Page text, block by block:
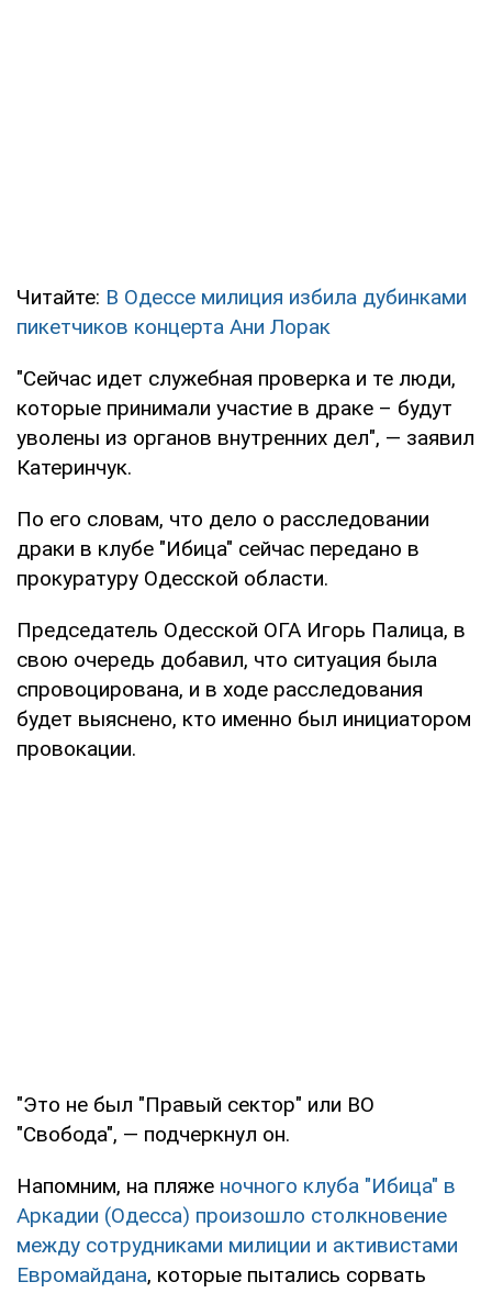
Читайте: В Одессе милиция избила дубинками
пикетчиков концерта Ани Лорак
"Сейчас идет служебная проверка и те люди,
которые принимали участие в драке – будут
уволены из органов внутренних дел", — заявил
Катеринчук.
По его словам, что дело о расследовании
драки в клубе "Ибица" сейчас передано в
прокуратуру Одесской области.
Председатель Одесской ОГА Игорь Палица, в
свою очередь добавил, что ситуация была
спровоцирована, и в ходе расследования
будет выяснено, кто именно был инициатором
провокации.
"Это не был "Правый сектор" или ВО
"Свобода", — подчеркнул он.
Напомним, на пляже ночного клуба "Ибица" в
Аркадии (Одесса) произошло столкновение
между сотрудниками милиции и активистами
Евромайдана, которые пытались сорвать